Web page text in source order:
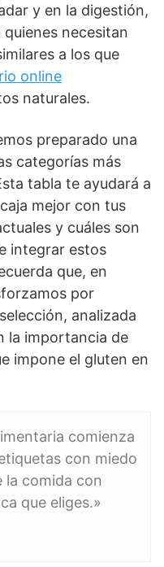
y en la digestión,
necesitan
a los que
online
naturales.
preparado una
categorías más
tabla te ayudará a
mejor con tus
y cuáles son
integrar estos
que, en
por
analizada
la importancia de
impone el gluten en
comienza
con miedo
la comida con
que eliges.»